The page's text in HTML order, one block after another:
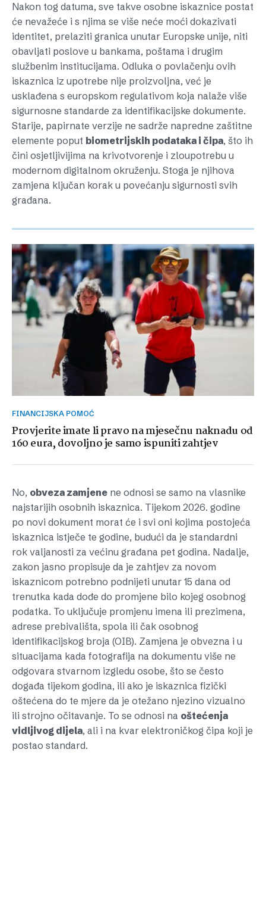
Nakon tog datuma, sve takve osobne iskaznice postat
će nevažeće i s njima se više neće moći dokazivati
identitet, prelaziti granica unutar Europske unije, niti
obavljati poslove u bankama, poštama i drugim
službenim institucijama. Odluka o povlačenju ovih
iskaznica iz upotrebe nije proizvoljna, već je
usklađena s europskom regulativom koja nalaže više
sigurnosne standarde za identifikacijske dokumente.
Starije, papirnate verzije ne sadrže napredne zaštitne
elemente poput biometrijskih podataka i čipa, što ih
čini osjetljivijima na krivotvorenje i zloupotrebu u
modernom digitalnom okruženju. Stoga je njihova
zamjena ključan korak u povećanju sigurnosti svih
građana.
FINANCIJSKA POMOĆ
Provjerite imate li pravo na mjesečnu naknadu od
160 eura, dovoljno je samo ispuniti zahtjev
No, obveza zamjene ne odnosi se samo na vlasnike
najstarijih osobnih iskaznica. Tijekom 2026. godine
po novi dokument morat će i svi oni kojima postojeća
iskaznica istječe te godine, budući da je standardni
rok valjanosti za većinu građana pet godina. Nadalje,
zakon jasno propisuje da je zahtjev za novom
iskaznicom potrebno podnijeti unutar 15 dana od
trenutka kada dođe do promjene bilo kojeg osobnog
podatka. To uključuje promjenu imena ili prezimena,
adrese prebivališta, spola ili čak osobnog
identifikacijskog broja (OIB). Zamjena je obvezna i u
situacijama kada fotografija na dokumentu više ne
odgovara stvarnom izgledu osobe, što se često
događa tijekom godina, ili ako je iskaznica fizički
oštećena do te mjere da je otežano njezino vizualno
ili strojno očitavanje. To se odnosi na oštećenja
vidljivog dijela, ali i na kvar elektroničkog čipa koji je
postao standard.